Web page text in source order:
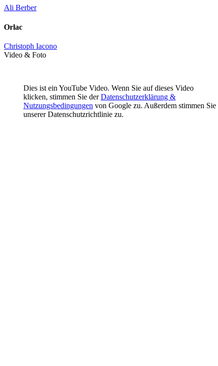
Ali Berber
Orlac
Christoph Iacono
Video & Foto
Dies ist ein YouTube Video. Wenn Sie auf dieses Video
klicken, stimmen Sie derDatenschutzerklärung &
Nutzungsbedingungen von Google zu. Außerdem stimmen Sie
unserer Datenschutzrichtlinie zu.